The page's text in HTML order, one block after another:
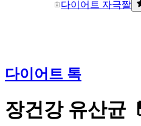
다이어트 자극짤
다이어트 톡
장건강 유산균